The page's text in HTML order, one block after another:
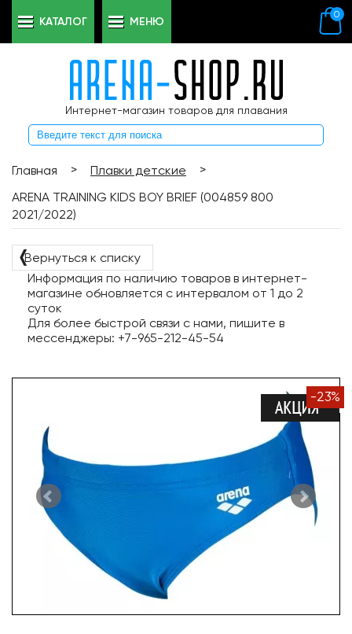
Интернет-магазин товаров для плавания
0
КАТАЛОГ МЕНЮ
Главная > Плавки детские
>
ARENA TRAINING KIDS BOY BRIEF (004859 800
2021/2022)
❬Вернуться к списку
Информация по наличию товаров в интернет-
магазине обновляется с интервалом от 1 до 2
суток
Для более быстрой связи с нами, пишите в
мессенджеры: +7-965-212-45-54
-23%